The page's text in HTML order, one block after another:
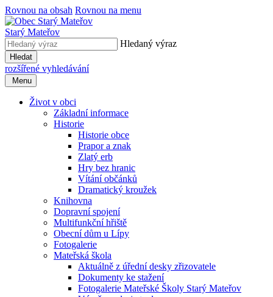
Rovnou na obsah Rovnou na menu
Starý Mateřov
Hledaný výraz
Hledat
rozšířené vyhledávání
Menu
Život v obci
Základní informace
Historie
Historie obce
Prapor a znak
Zlatý erb
Hry bez hranic
Vítání občánků
Dramatický kroužek
Knihovna
Dopravní spojení
Multifunkční hřiště
Obecní dům u Lípy
Fotogalerie
Mateřská škola
Aktuálně z úřední desky zřizovatele
Dokumenty ke stažení
Fotogalerie Mateřské Školy Starý Mateřov